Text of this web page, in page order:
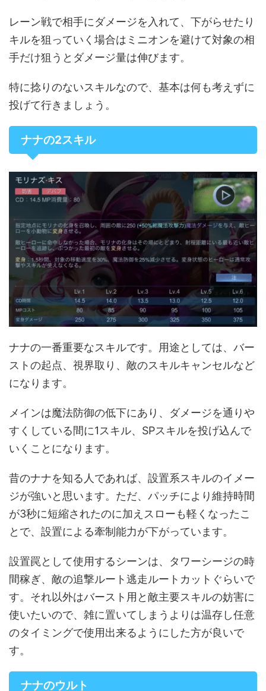
レーン戦で相手にダメージを入れて、下がらせたり
キルを狙っていく場合はミニオンを避けて対象の相
手だけ狙うとダメージ量は伸びます。
特に捻りのないスキルなので、基本は何も考えずに
投げて行きましょう。
ナナの2スキル
ナナの一番重要なスキルです。用途としては、バー
ストの起点、視界取り、敵のスキルキャンセルなど
になります。
メインは魔法防御の低下にあり、ダメージを通りや
すくしている間に1スキル、SPスキルを投げ込んで
いくことになります。
昔のナナを知る人であれば、設置系スキルのイメー
ジが強いと思います。ただ、パッチにより維持時間
が3秒に短縮されたのに加えスローも軽くなったこ
とで、設置による牽制能力が下がっています。
設置罠として使用するシーンは、タワーシージの時
間稼ぎ、敵の追撃ルート逃走ルートカットぐらいで
す。それ以外はバースト用と敵主要スキルの妨害に
使いたいので、雑に置いてしまうよりは温存し任意
のタイミングで使用出来るようにした方が良いで
す。
ナナのウルト